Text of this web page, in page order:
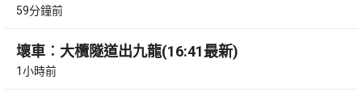
59分鐘前
壞車︰大欖隧道出九龍(16:41最新)
1小時前